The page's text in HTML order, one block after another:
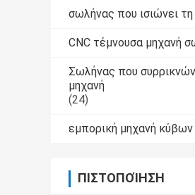
σωλήνας που ισιώνει
CNC τέμνουσα μηχανή
Σωλήνας που
μηχανή
(24)
εμπορική μηχανή
ΠΙΣΤΟΠΟΊΗΣΗ